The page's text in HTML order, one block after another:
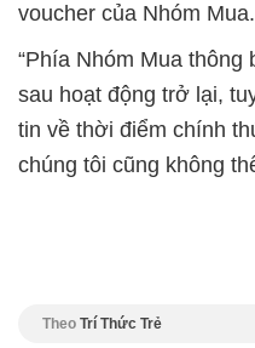
voucher của Nhóm Mua.
“Phía Nhóm Mua thông
sau hoạt động trở lại,
tin về thời điểm chính
chúng tôi cũng không
Theo Trí Thức Trẻ